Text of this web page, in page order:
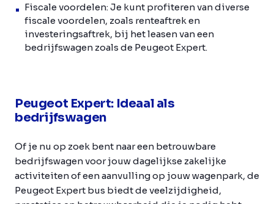
Fiscale voordelen: Je kunt profiteren van diverse
fiscale voordelen, zoals renteaftrek en
investeringsaftrek, bij het leasen van een
bedrijfswagen zoals de Peugeot Expert.
Peugeot Expert: Ideaal als
bedrijfswagen
Of je nu op zoek bent naar een betrouwbare
bedrijfswagen voor jouw dagelijkse zakelijke
activiteiten of een aanvulling op jouw wagenpark, de
Peugeot Expert bus biedt de veelzijdigheid,